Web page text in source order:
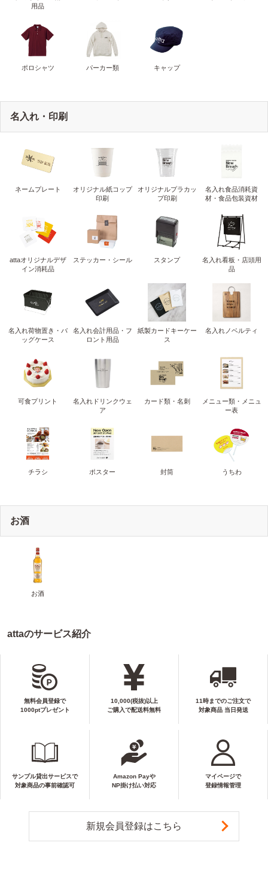
用品
ポロシャツ パーカー類 キャップ
名入れ・印刷
ネームプレート
オリジナル紙コップ
印刷
オリジナルプラカッ
プ印刷
名入れ食品消耗資
材・食品包装資材
attaオリジナルデザ
イン消耗品
ステッカー・シール スタンプ
名入れ看板・店頭用
品
名入れ荷物置き・バ
ッグケース
名入れ会計用品・フ
ロント用品
紙製カードキーケー
ス
名入れノベルティ
可食プリント
名入れドリンクウェ
ア
カード類・名刺
メニュー類・メニュ
ー表
チラシ ポスター 封筒 うちわ
お酒
お酒
attaのサービス紹介
無料会員登録で
1000ptプレゼント
10,000(税抜)以上
ご購入で配送料無料
11時までのご注文で
対象商品 当日発送
サンプル貸出サービスで
対象商品の事前確認可
Amazon Payや
NP掛け払い対応
マイページで
登録情報管理
新規会員登録はこちら